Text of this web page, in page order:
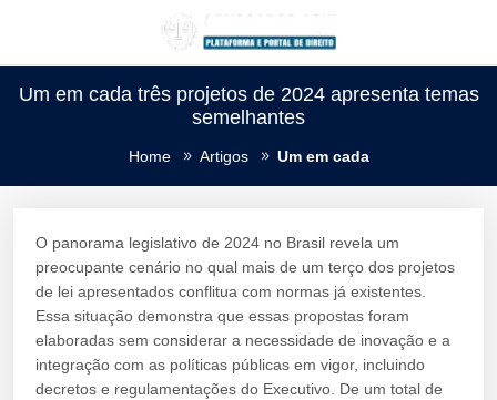
Um em cada três projetos de 2024 apresenta temas
semelhantes
Home Artigos Um em cada
O panorama legislativo de 2024 no Brasil revela um
preocupante cenário no qual mais de um terço dos projetos
de lei apresentados conflitua com normas já existentes.
Essa situação demonstra que essas propostas foram
elaboradas sem considerar a necessidade de inovação e a
integração com as políticas públicas em vigor, incluindo
decretos e regulamentações do Executivo. De um total de